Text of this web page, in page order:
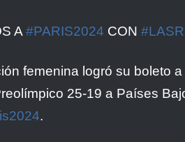
A #PARIS2024 CON
femenina logró su boleto a
25-19 a Países
.